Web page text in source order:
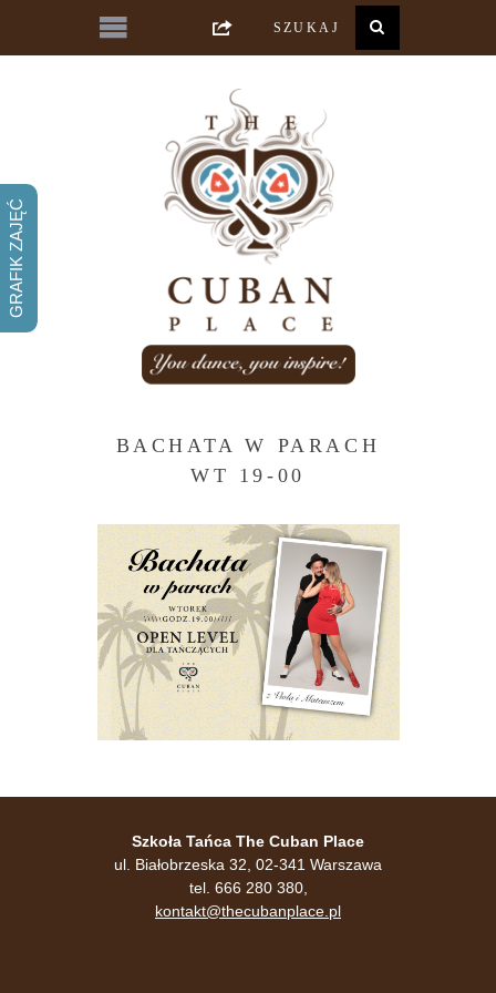
BACHATA W PARACH
WT 19-00
Szkoła Tańca The Cuban Place
ul. Białobrzeska 32, 02-341 Warszawa
tel. 666 280 380,
kontakt@thecubanplace.pl
GRAFIK ZAJĘĆ